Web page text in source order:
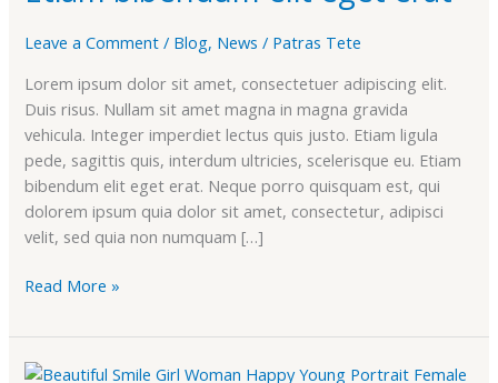
Leave a Comment / Blog, News / Patras Tete
Lorem ipsum dolor sit amet, consectetuer adipiscing elit.
Duis risus. Nullam sit amet magna in magna gravida
vehicula. Integer imperdiet lectus quis justo. Etiam ligula
pede, sagittis quis, interdum ultricies, scelerisque eu. Etiam
bibendum elit eget erat. Neque porro quisquam est, qui
dolorem ipsum quia dolor sit amet, consectetur, adipisci
velit, sed quia non numquam […]
erat
Read More »
Nulla